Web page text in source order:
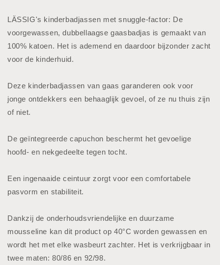
LÄSSIG's kinderbadjassen met snuggle-factor: De
voorgewassen, dubbellaagse gaasbadjas is gemaakt van
100% katoen. Het is ademend en daardoor bijzonder zacht
voor de kinderhuid.
Deze kinderbadjassen van gaas garanderen ook voor
jonge ontdekkers een behaaglijk gevoel, of ze nu thuis zijn
of niet.
De geïntegreerde capuchon beschermt het gevoelige
hoofd- en nekgedeelte tegen tocht.
Een ingenaaide ceintuur zorgt voor een comfortabele
pasvorm en stabiliteit.
Dankzij de onderhoudsvriendelijke en duurzame
mousseline kan dit product op 40°C worden gewassen en
wordt het met elke wasbeurt zachter. Het is verkrijgbaar in
twee maten: 80/86 en 92/98.